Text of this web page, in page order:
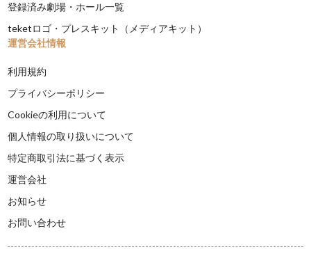
登録済み劇場・ホール一覧
teketロゴ・プレスキット（メディアキット）
運営会社情報
利用規約
プライバシーポリシー
Cookieの利用について
個人情報の取り扱いについて
特定商取引法に基づく表示
運営会社
お知らせ
お問い合わせ